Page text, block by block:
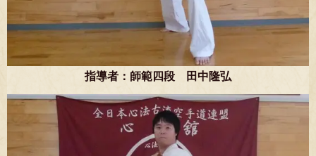
指導者：師範四段 田中隆弘